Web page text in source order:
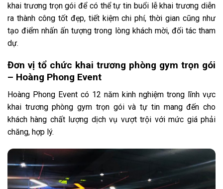
khai trương trọn gói để có thể tự tin buổi lễ khai trương diễn
ra thành công tốt đẹp, tiết kiệm chi phí, thời gian cũng như
tạo điểm nhấn ấn tượng trong lòng khách mời, đối tác tham
dự.
Đơn vị tổ chức khai trương phòng gym trọn gói
– Hoàng Phong Event
Hoàng Phong Event có 12 năm kinh nghiệm trong lĩnh vực
khai trương phòng gym trọn gói và tự tin mang đến cho
khách hàng chất lượng dịch vụ vượt trội với mức giá phải
chăng, hợp lý.